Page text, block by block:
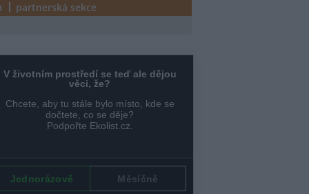
partnerská sekce